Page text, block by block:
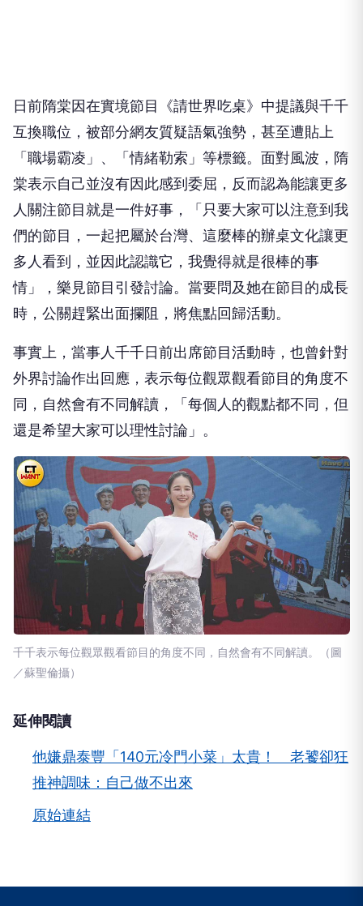
日前隋棠因在實境節目《請世界吃桌》中提議與千千
互換職位，被部分網友質疑語氣強勢，甚至遭貼上
「職場霸凌」、「情緒勒索」等標籤。面對風波，隋
棠表示自己並沒有因此感到委屈，反而認為能讓更多
人關注節目就是一件好事，「只要大家可以注意到我
們的節目，一起把屬於台灣、這麼棒的辦桌文化讓更
多人看到，並因此認識它，我覺得就是很棒的事
情」，樂見節目引發討論。當要問及她在節目的成長
時，公關趕緊出面攔阻，將焦點回歸活動。
事實上，當事人千千日前出席節目活動時，也曾針對
外界討論作出回應，表示每位觀眾觀看節目的角度不
同，自然會有不同解讀，「每個人的觀點都不同，但
還是希望大家可以理性討論」。
千千表示每位觀眾觀看節目的角度不同，自然會有不同解讀。（圖
／蘇聖倫攝）
延伸閱讀
他嫌鼎泰豐「140元冷門小菜」太貴！ 老饕卻狂
推神調味：自己做不出來
原始連結